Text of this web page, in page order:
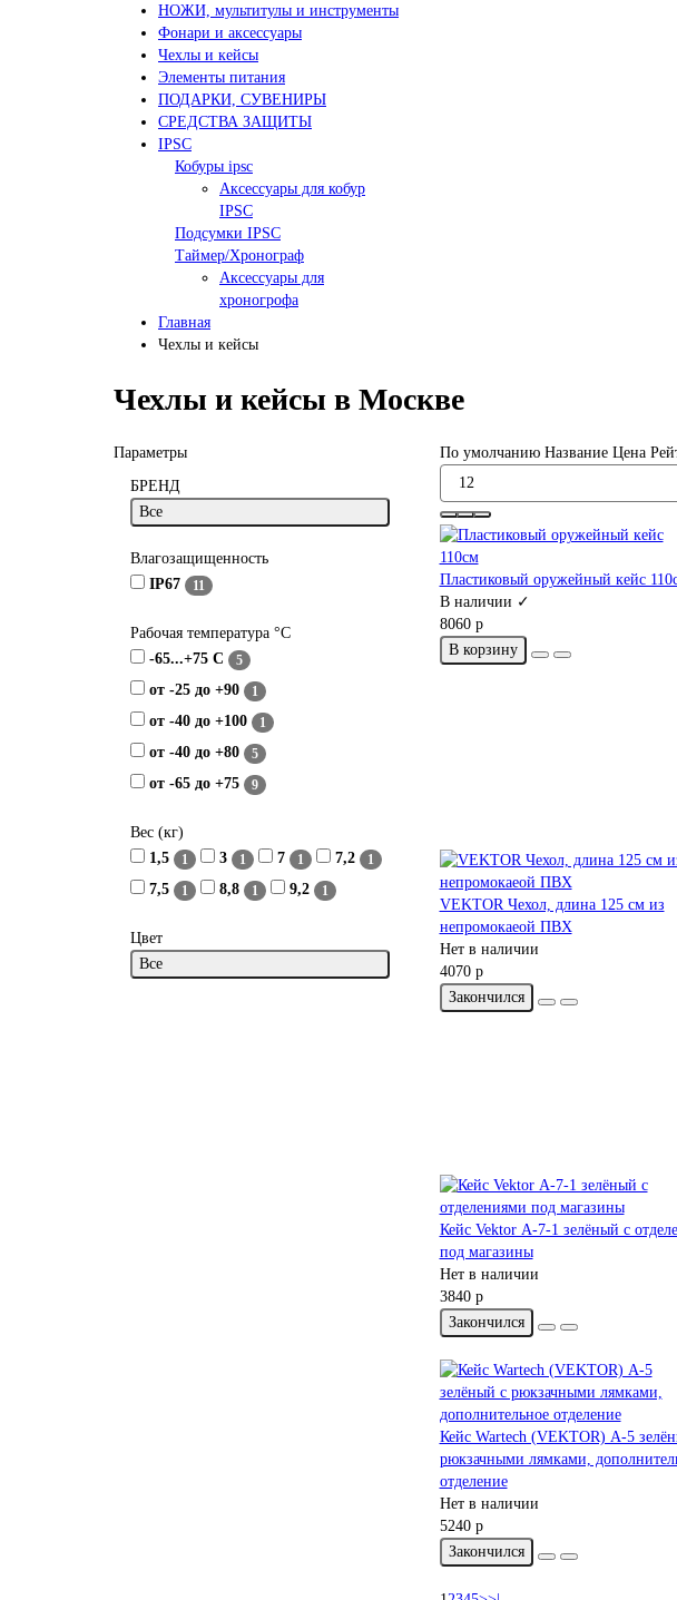
НОЖИ, мультитулы и инструменты
Фонари и аксессуары
Чехлы и кейсы
Элементы питания
ПОДАРКИ, СУВЕНИРЫ
СРЕДСТВА ЗАЩИТЫ
IPSC
Кобуры ipsc
Аксессуары для кобур
IPSC
Подсумки IPSC
Таймер/Хронограф
Аксессуары для
хроногрофа
Главная
Чехлы и кейсы
Чехлы и кейсы в Москве
Параметры
БРЕНД
Все
Влагозащищенность
IP67
11
Рабочая температура °C
-65...+75 С
5
от -25 до +90 1
от -40 до +100 1
от -40 до +80 5
от -65 до +75 9
Вес (кг)
1,5
1 3 1 7 1 7,2 1
7,5 1 8,8 1 9,2 1
Цвет
Все
По умолчанию Название Цена
Пластиковый оружейный кейс
В наличии ✓
8060 р
В корзину
VEKTOR Чехол, длина 125 см из
непромокаеой ПВХ
Нет в наличии
4070 р
Закончился
Кейс Vektor А-7-1 зелёный с
под магазины
Нет в наличии
3840 р
Закончился
Кейс Wartech (VEKTOR) А-5
рюкзачными лямками,
отделение
Нет в наличии
5240 р
Закончился